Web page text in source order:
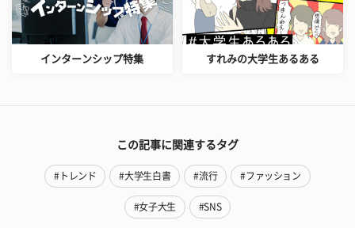
インターンシップ特集 すれみの大学生あるある
この記事に関連するタグ
#トレンド #大学生白書 #流行 #ファッション
#女子大生 #SNS